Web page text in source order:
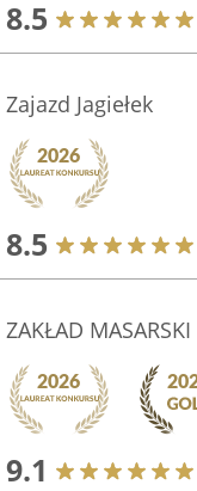
8.5
Zajazd Jagiełek
8.5
ZAKŁAD
9.1